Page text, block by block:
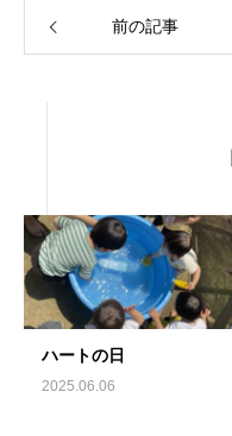
前の記事
ハートの日
2025.06.06